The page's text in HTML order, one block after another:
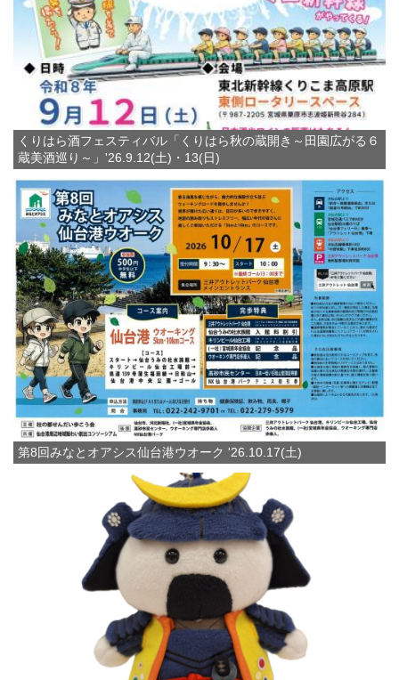
くりはら酒フェスティバル「くりはら秋の蔵開き～田園広がる６
蔵美酒巡り～」'26.9.12(土)・13(日)
第8回みなとオアシス仙台港ウオーク '26.10.17(土)